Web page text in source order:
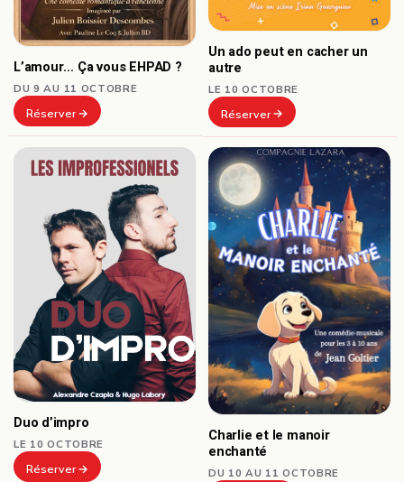
L’amour… Ça vous EHPAD ?
DU 9 AU 11 OCTOBRE
Réserver
Un ado peut en cacher un
autre
LE 10 OCTOBRE
Réserver
Duo d’impro
LE 10 OCTOBRE
Réserver
Charlie et le manoir
enchanté
DU 10 AU 11 OCTOBRE